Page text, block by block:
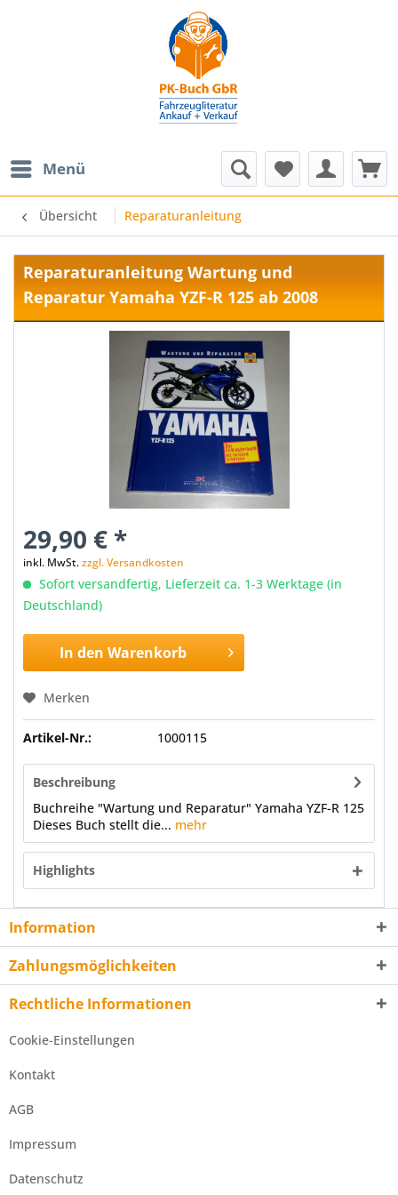
Menü
Übersicht Reparaturanleitung
Reparaturanleitung Wartung und
Reparatur Yamaha YZF-R 125 ab 2008
29,90 € *
inkl. MwSt.zzgl. Versandkosten
Sofort versandfertig, Lieferzeit ca. 1-3 Werktage (in
Deutschland)
In den Warenkorb
Merken
Artikel-Nr.: 1000115
Beschreibung
Buchreihe "Wartung und Reparatur" Yamaha YZF-R 125
Dieses Buch stellt die... mehr
Highlights
Information
Zahlungsmöglichkeiten
Rechtliche Informationen
Cookie-Einstellungen
Kontakt
AGB
Impressum
Datenschutz